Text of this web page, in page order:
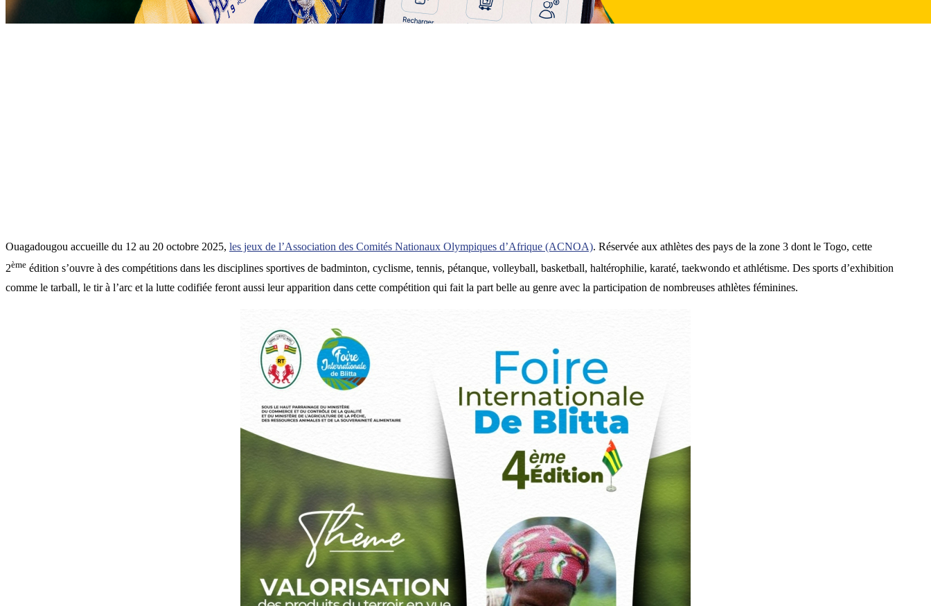
Ouagadougou accueille du 12 au 20 octobre 2025, les jeux de l’Association des Comités Nationaux Olympiques d’Afrique (ACNOA). Réservée aux athlètes des pays de la zone 3 dont le Togo, cette
2ème édition s’ouvre à des compétitions dans les disciplines sportives de badminton, cyclisme, tennis, pétanque, volleyball, basketball, haltérophilie, karaté, taekwondo et athlétisme. Des sports d’exhibition
comme le tarball, le tir à l’arc et la lutte codifiée feront aussi leur apparition dans cette compétition qui fait la part belle au genre avec la participation de nombreuses athlètes féminines.